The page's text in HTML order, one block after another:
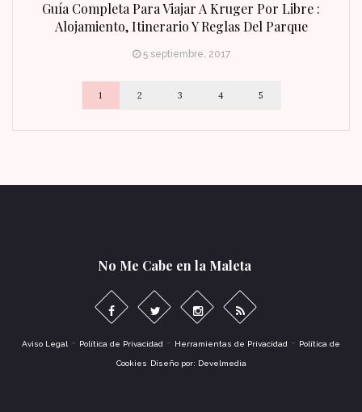
Guía Completa Para Viajar A Kruger Por Libre :
Alojamiento, Itinerario Y Reglas Del Parque
5 septiembre, 2017
1 2 3 4 5
No Me Cabe en la Maleta
Aviso Legal - Política de Privacidad - Herramientas de Privacidad - Política de
Cookies Diseño por: Develmedia